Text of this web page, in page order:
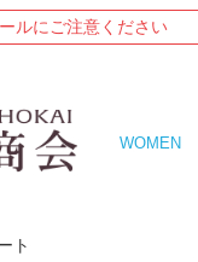
ルにご注意ください
WOMEN
ト